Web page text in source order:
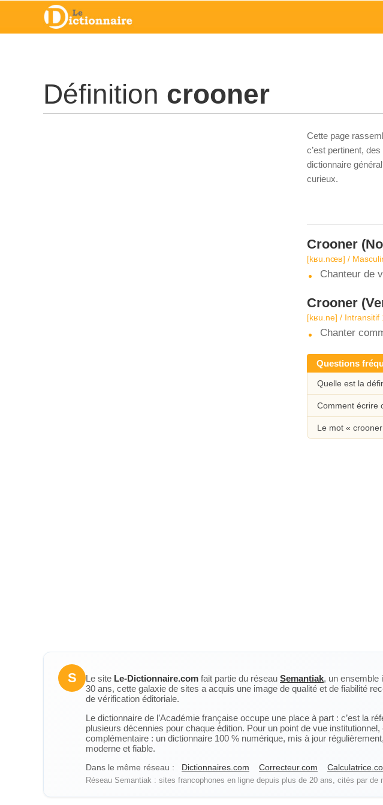
Définition crooner
Cette page
c’est pertinent,
dictionnaire
curieux.
Crooner
[kʁu.nœʁ] /
Chanteur de
Crooner
[kʁu.ne] / Intransitif
Chanter
Questions
Quelle est la
Comment écrire
Le mot «
S Le site Le-Dictionnaire.com fait partie du réseau Semantiak, un ensemble
30 ans, cette galaxie de sites a acquis une image de qualité et de fiabilité
de vérification éditoriale.
Le dictionnaire de l’Académie française occupe une place à part : c’est la
plusieurs décennies pour chaque édition. Pour un point de vue
complémentaire : un dictionnaire 100 % numérique, mis à jour
moderne et fiable.
Dans le même réseau : Dictionnaires.com Correcteur.com
Réseau Semantiak : sites francophones en ligne depuis plus de 20 ans, cités par